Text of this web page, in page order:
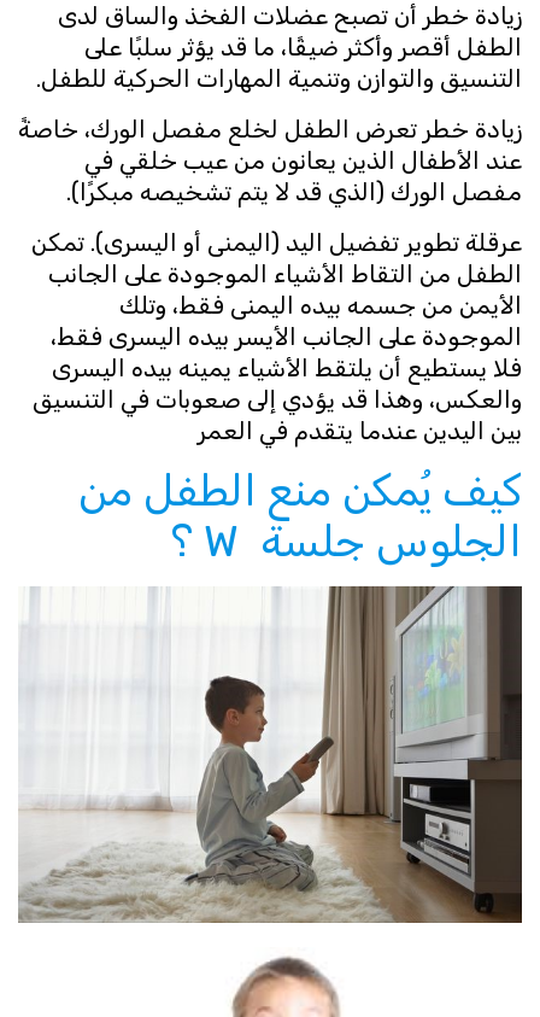
زيادة خطر أن تصبح عضلات الفخذ والساق لدى
الطفل أقصر وأكثر ضيقًا، ما قد يؤثر سلبًا على
التنسيق والتوازن وتنمية المهارات الحركية للطفل.
زيادة خطر تعرض الطفل لخلع مفصل الورك، خاصةً
عند الأطفال الذين يعانون من عيب خلقي في
مفصل الورك (الذي قد لا يتم تشخيصه مبكرًا).
عرقلة تطوير تفضيل اليد (اليمنى أو اليسرى). تمكن
الطفل من التقاط الأشياء الموجودة على الجانب
الأيمن من جسمه بيده اليمنى فقط، وتلك
الموجودة على الجانب الأيسر بيده اليسرى فقط،
فلا يستطيع أن يلتقط الأشياء يمينه بيده اليسرى
والعكس، وهذا قد يؤدي إلى صعوبات في التنسيق
بين اليدين عندما يتقدم في العمر
كيف يُمكن منع الطفل من
الجلوس جلسة W ؟